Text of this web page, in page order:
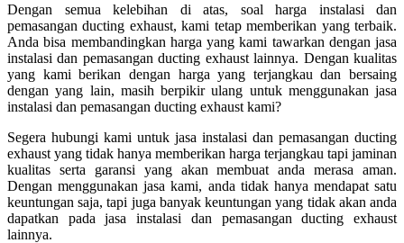
Dengan semua kelebihan di atas, soal harga instalasi dan
pemasangan ducting exhaust, kami tetap memberikan yang terbaik.
Anda bisa membandingkan harga yang kami tawarkan dengan jasa
instalasi dan pemasangan ducting exhaust lainnya. Dengan kualitas
yang kami berikan dengan harga yang terjangkau dan bersaing
dengan yang lain, masih berpikir ulang untuk menggunakan jasa
instalasi dan pemasangan ducting exhaust kami?
Segera hubungi kami untuk jasa instalasi dan pemasangan ducting
exhaust yang tidak hanya memberikan harga terjangkau tapi jaminan
kualitas serta garansi yang akan membuat anda merasa aman.
Dengan menggunakan jasa kami, anda tidak hanya mendapat satu
keuntungan saja, tapi juga banyak keuntungan yang tidak akan anda
dapatkan pada jasa instalasi dan pemasangan ducting exhaust
lainnya.